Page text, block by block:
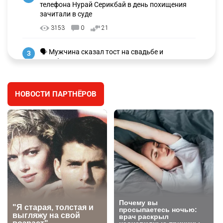
телефона Нурай Серикбай в день похищения
зачитали в суде
3153 0 21
3
🗣 Мужчина сказал тост на свадьбе и
заработал уголовное дело
🐏 Скота больше, а мясо дороже. Почему в
Казахстане продолжают расти цены на
баранину и конину
2641
5
⚠️ Доброе утро, друзья! Предлагаем обзор
главных новостей за 4 августа
2769 0 1
6
🗣Глава государства направил телеграмму
соболезнования родным и близким Халық
НОВОСТИ ПАРТНЁРОВ